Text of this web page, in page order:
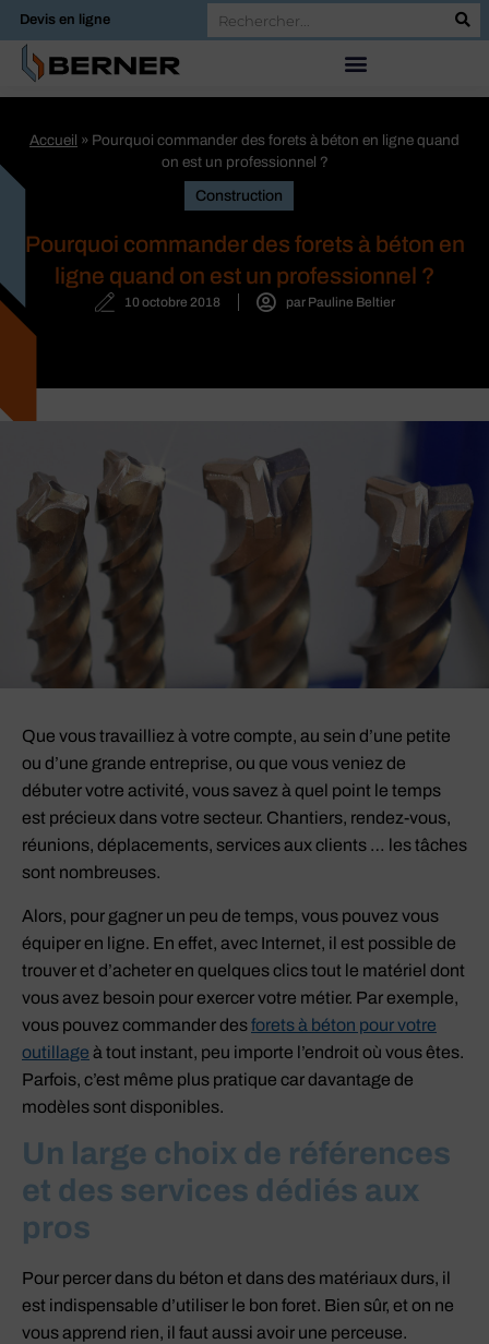
Devis en ligne
Accueil » Pourquoi commander des forets à béton en ligne quand
on est un professionnel ?
Construction
Pourquoi commander des forets à béton en
ligne quand on est un professionnel ?
10 octobre 2018 par Pauline Beltier
Que vous travailliez à votre compte, au sein d’une petite
ou d’une grande entreprise, ou que vous veniez de
débuter votre activité, vous savez à quel point le temps
est précieux dans votre secteur. Chantiers, rendez-vous,
réunions, déplacements, services aux clients … les tâches
sont nombreuses.
Alors, pour gagner un peu de temps, vous pouvez vous
équiper en ligne. En effet, avec Internet, il est possible de
trouver et d’acheter en quelques clics tout le matériel dont
vous avez besoin pour exercer votre métier. Par exemple,
vous pouvez commander desforets à béton pour votre
outillage à tout instant, peu importe l’endroit où vous êtes.
Parfois, c’est même plus pratique car davantage de
modèles sont disponibles.
Un large choix de références
et des services dédiés aux
pros
Pour percer dans du béton et dans des matériaux durs, il
est indispensable d’utiliser le bon foret. Bien sûr, et on ne
vous apprend rien, il faut aussi avoir une perceuse.